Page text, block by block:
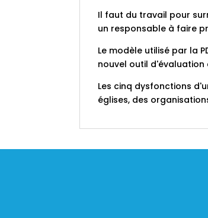
Il faut du travail pour
un responsable à faire
Le modèle utilisé par la
nouvel outil
Les cinq dysfonctions
églises, des